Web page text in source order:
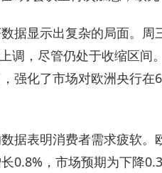
据显示出复杂的局面。
调，尽管仍处于收缩区间
强化了市场对欧洲央行
据表明消费者需求疲软
0.8%，市场预期为下降